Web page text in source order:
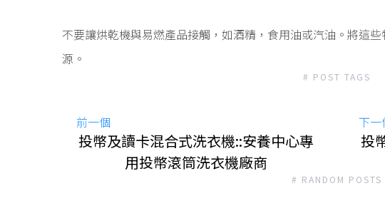
不要讓烘乾機與易燃產品接觸，如酒精，食用油或汽油。將這
源。
# POST TAGS
前一個
投幣及讀卡混合式洗衣機::安養中心專
用投幣滾筒洗衣機廠商
下一
投
# RANDOM POSTS